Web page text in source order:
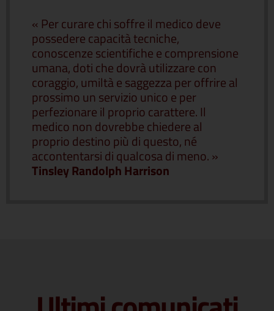
« Per curare chi soffre il medico deve
possedere capacità tecniche,
conoscenze scientifiche e comprensione
umana, doti che dovrà utilizzare con
coraggio, umiltà e saggezza per offrire al
prossimo un servizio unico e per
perfezionare il proprio carattere. Il
medico non dovrebbe chiedere al
proprio destino più di questo, né
accontentarsi di qualcosa di meno. »
Tinsley Randolph Harrison